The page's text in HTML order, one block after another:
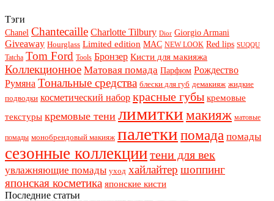
Тэги
Chanel Chantecaille Charlotte Tilbury Dior Giorgio Armani
Giveaway Hourglass Limited edition MAC NEW LOOK Red lips SUQQU
Tatcha Tom Ford Tools Бронзер Кисти для макияжа
Коллекционное Матовая помада Парфюм Рождество
Румяна Тональные средства блески для губ демакияж жидкие
подводки косметический набор красные губы кремовые
текстуры кремовые тени лимиткимакияж матовые
помады монобрендовый макияж палеткипомада помады
сезонные коллекциитени для век
увлажняющие помады уход хайлайтер шоппинг
японская косметика японские кисти
Последние статьи